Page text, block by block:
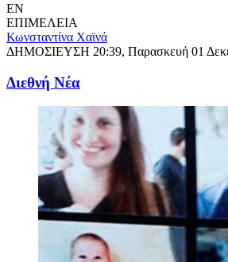
EN
ΕΠΙΜΕΛΕΙΑ
Κωνσταντίνα Χαϊνά
ΔΗΜΟΣΙΕΥΣΗ 20:39, Παρασκευή 01
Διεθνή Νέα